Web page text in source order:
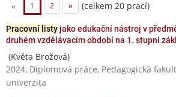
« 1 2 » (celkem 20 prací)
Pracovní listy jako edukační nástroj v
druhém vzdělávacím období na 1. stupni
(Květa Brožová)
2024, Diplomová práce, Pedagogická
univerzita